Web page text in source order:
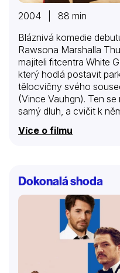
2004 | 88 min
Bláznivá komedie
Rawsona Marshalla
majiteli fitcentra White
který hodlá postavit
tělocvičny svého
(Vince Vauhgn). Ten
samý dluh, a cvičit k
existence:
rodiny Gordon, černoch
vydělat peníze, je
nejen splacení dluhů,
Kate (Christine
Více o filmu
Dokonalá shoda